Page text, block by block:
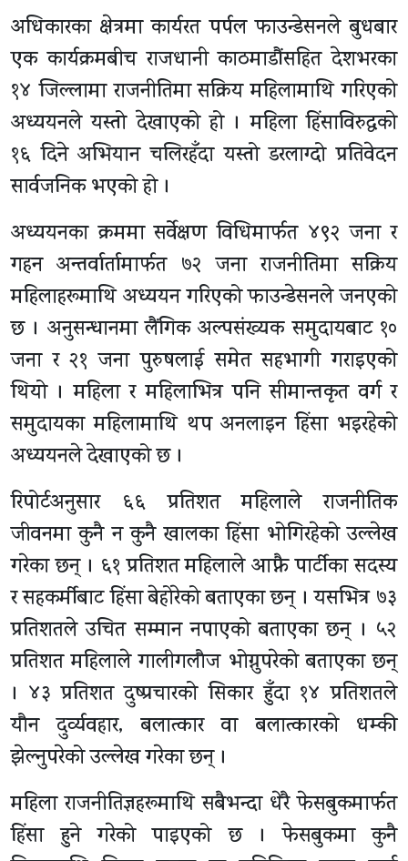
अधिकारका क्षेत्रमा कार्यरत पर्पल फाउन्डेसनले बुधबार
एक कार्यक्रमबीच राजधानी काठमाडौंसहित देशभरका
१४ जिल्लामा राजनीतिमा सक्रिय महिलामाथि गरिएको
अध्ययनले यस्तो देखाएको हो । महिला हिंसाविरुद्धको
१६ दिने अभियान चलिरहँदा यस्तो डरलाग्दो प्रतिवेदन
सार्वजनिक भएको हो ।
अध्ययनका क्रममा सर्वेक्षण विधिमार्फत ४९२ जना र
गहन अन्तर्वार्तामार्फत ७२ जना राजनीतिमा सक्रिय
महिलाहरूमाथि अध्ययन गरिएको फाउन्डेसनले जनएको
छ । अनुसन्धानमा लैंगिक अल्पसंख्यक समुदायबाट १०
जना र २१ जना पुरुषलाई समेत सहभागी गराइएको
थियो । महिला र महिलाभित्र पनि सीमान्तकृत वर्ग र
समुदायका महिलामाथि थप अनलाइन हिंसा भइरहेको
अध्ययनले देखाएको छ ।
रिपोर्टअनुसार ६६ प्रतिशत महिलाले राजनीतिक
जीवनमा कुनै न कुनै खालका हिंसा भोगिरहेको उल्लेख
गरेका छन् । ६१ प्रतिशत महिलाले आफ्नै पार्टीका सदस्य
र सहकर्मीबाट हिंसा बेहोरेको बताएका छन् । यसभित्र ७३
प्रतिशतले उचित सम्मान नपाएको बताएका छन् । ५२
प्रतिशत महिलाले गालीगलौज भोग्नुपरेको बताएका छन्
। ४३ प्रतिशत दुष्प्रचारको सिकार हुँदा १४ प्रतिशतले
यौन दुर्व्यवहार, बलात्कार वा बलात्कारको धम्की
झेल्नुपरेको उल्लेख गरेका छन् ।
महिला राजनीतिज्ञहरूमाथि सबैभन्दा धेरै फेसबुकमार्फत
हिंसा हुने गरेको पाइएको छ । फेसबुकमा कुनै